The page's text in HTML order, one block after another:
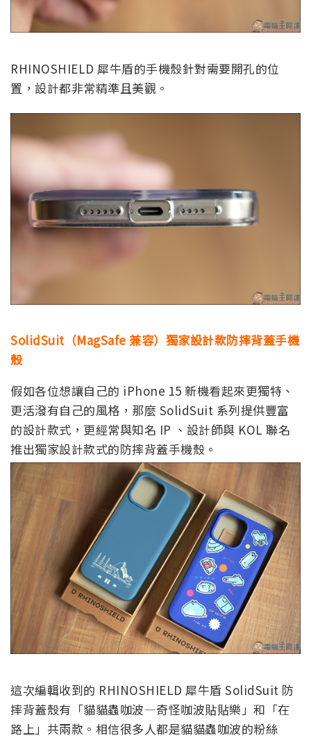
RHINOSHIELD 犀牛盾的手機殼針對需要開孔的位
置，設計都非常精準且美觀。
SolidSuit（MagSafe 兼容）獨家設計款防摔背蓋手機
殼
假如各位想讓自己的 iPhone 15 新機看起來更獨特、
更活潑有自己的風格，那麼 SolidSuit 系列提供豐富
的設計款式，更經常與知名 IP 、設計師與 KOL 聯名
推出獨家設計款式的防摔背蓋手機殼。
這次編輯收到的 RHINOSHIELD 犀牛盾 SolidSuit 防
摔背蓋殼有「貓貓蟲咖波—奇怪咖波貼貼樂」和「在
路上」共兩款。相信很多人都是貓貓蟲咖波的粉絲